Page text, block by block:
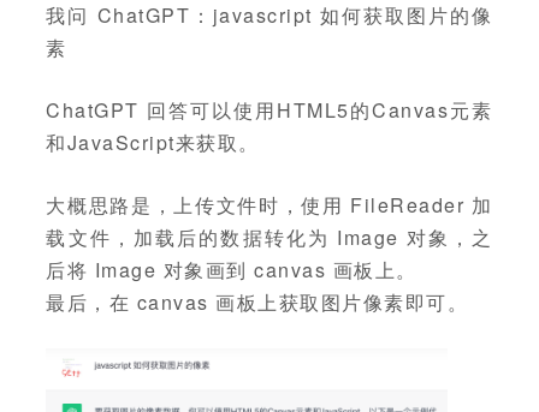
我问 ChatGPT：javascript 如何获取图片的像
素
ChatGPT 回答可以使用HTML5的Canvas元素
和JavaScript来获取。
大概思路是，上传文件时，使用 FileReader 加
载文件，加载后的数据转化为 Image 对象，之
后将 Image 对象画到 canvas 画板上。
最后，在 canvas 画板上获取图片像素即可。